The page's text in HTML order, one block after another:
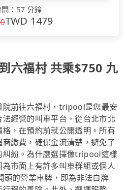
： 57 分鐘
TWD 1479
六福村 共乘$750 九
院前往六福村，tripool是您最安
經營的叫車平台，從台北市北
，在預約前就公開透明。所有
繳費，確保金流清楚，避免了
糾紛。為什麼選擇像tripool這樣
市面上有許多叫車群組或個人
頭的營業車牌，即為非法白牌